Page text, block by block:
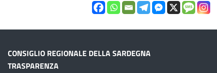
CONSIGLIO REGIONALE DELLA SARDEGNA
TRASPARENZA